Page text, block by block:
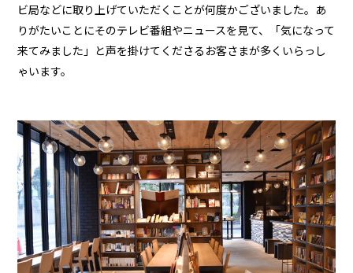
ビ局などに取り上げていただくことが何度かございました。あ
りがたいことにそのテレビ番組やニュースを見て、「気になって
来てみました」と声を掛けてくださるお客さまが多くいらっし
ゃいます。